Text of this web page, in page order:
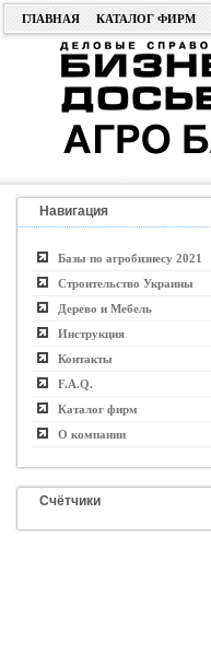
ГЛАВНАЯ КАТАЛОГ ФИРМ
Навигация
Базы по агробизнесу 2021
Строительство Украины
Дерево и Мебель
Инструкция
Контакты
F.A.Q.
Каталог фирм
О компании
Счётчики